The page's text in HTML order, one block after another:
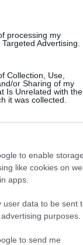
processing my
Advertising.
Collection, Use,
or Sharing of my
Is Unrelated with the
it was collected.
to enable storage
like cookies on
apps.
user data to be sent
purposes.
to send me
pista, cura il
conserva i fogli di
in autodromo.